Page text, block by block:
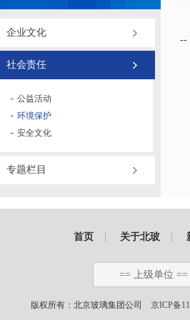
企业文化
社会责任
公益活动
环境保护
安全文化
专题栏目
--
首页 关于北玻
== 上级单位 ==
版权所有：北京玻璃集团公司 京ICP备